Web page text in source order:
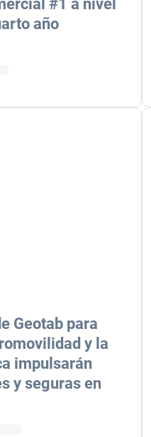
#1 a nivel
año
Geotab para
y la
impulsarán
y seguras en